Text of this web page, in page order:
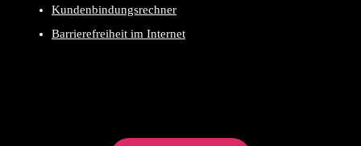
Kundenbindungsrechner
Barrierefreiheit im Internet